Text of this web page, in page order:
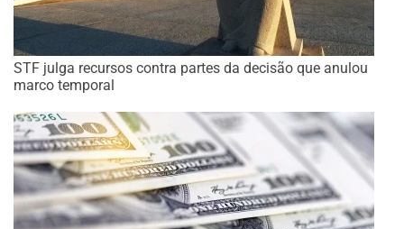
STF julga recursos contra partes da decisão que anulou
marco temporal